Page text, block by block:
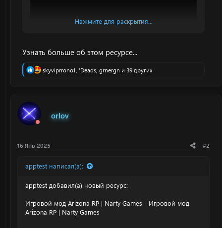
Спойлер:
Нажмите для раскрытия...
Узнать больше об этом ресурсе...
Р
skyviprrono1, 'Deads, grnergn и 39 других
orlov
16 Янв 2025 #2
apptest написал(а):
apptest добавил(а) новый ресурс:
Игровой мод Arizona RP | Narty Games - Игровой мод
Arizona RP | Narty Games